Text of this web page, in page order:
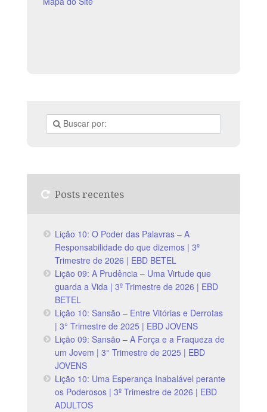
Posts recentes
Lição 10: O Poder das Palavras – A
Responsabilidade do que dizemos | 3º
Trimestre de 2026 | EBD BETEL
Lição 09: A Prudência – Uma Virtude que
guarda a Vida | 3º Trimestre de 2026 | EBD
BETEL
Lição 10: Sansão – Entre Vitórias e Derrotas
| 3° Trimestre de 2025 | EBD JOVENS
Lição 09: Sansão – A Força e a Fraqueza de
um Jovem | 3° Trimestre de 2025 | EBD
JOVENS
Lição 10: Uma Esperança Inabalável perante
os Poderosos | 3º Trimestre de 2026 | EBD
ADULTOS